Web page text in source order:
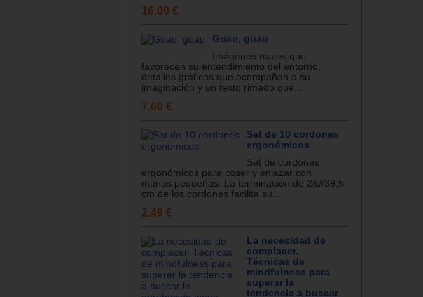
16.00 €
Guau, guau
Imágenes reales que
favorecen su entendimiento del entorno,
detalles gráficos que acompañan a su
imaginación y un texto rimado que...
7.00 €
Set de 10 cordones
ergonómicos
Set de cordones
ergonómicos para coser y enlazar con
manos pequeñas. La terminación de 2&#39;5
cm de los cordones facilita su...
2.49 €
La necesidad de
complacer.
Técnicas de
mindfulness para
superar la
tendencia a buscar